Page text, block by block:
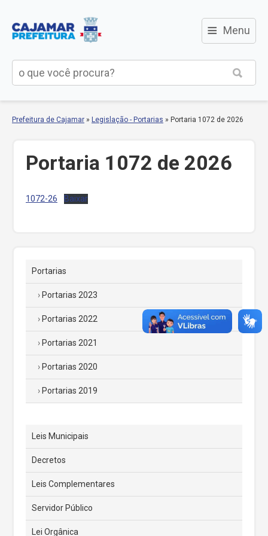
≡ Menu
Prefeitura de Cajamar » Legislação - Portarias » Portaria 1072 de 2026
Portaria 1072 de 2026
1072-26 Baixar
Portarias
Portarias 2023
Portarias 2022
Portarias 2021
Portarias 2020
Portarias 2019
Leis Municipais
Decretos
Leis Complementares
Servidor Público
Lei Orgânica